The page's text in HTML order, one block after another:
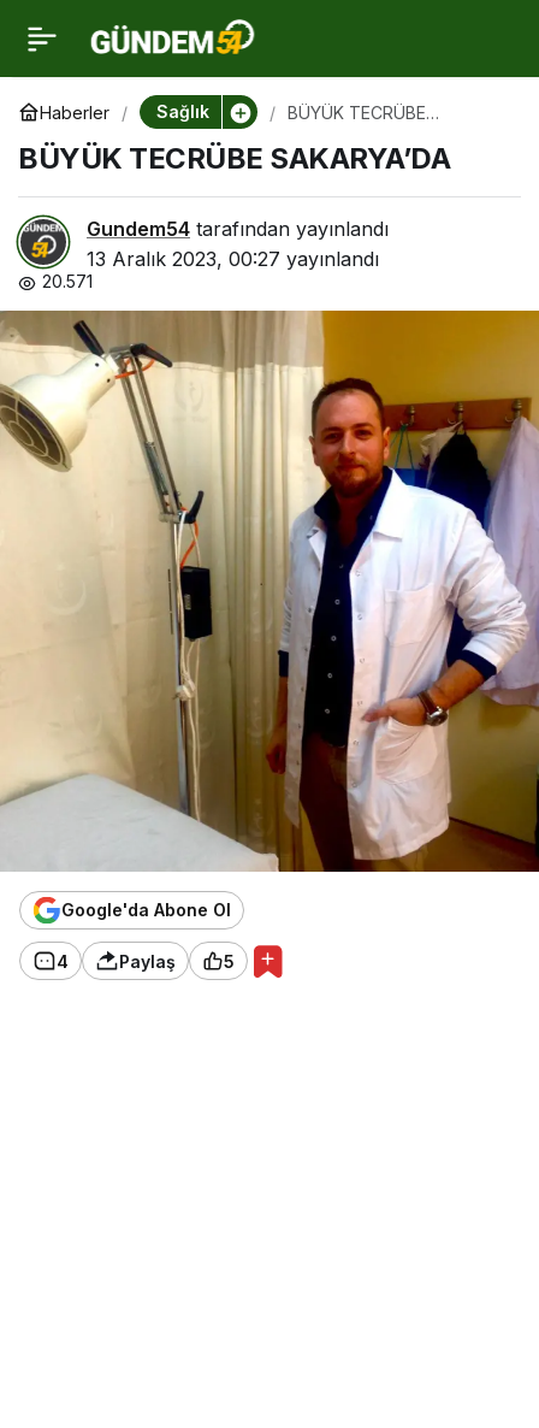
Haberler Sağlık
BÜYÜK TECRÜBE
BÜYÜK TECRÜBE SAKARYA’DA
Gundem54 tarafından yayınlandı
13 Aralık 2023, 00:27 yayınlandı
20.571
Google'da Abone Ol
4 Paylaş 5
BÜYÜK TECRÜBE
SAKARYA’DA